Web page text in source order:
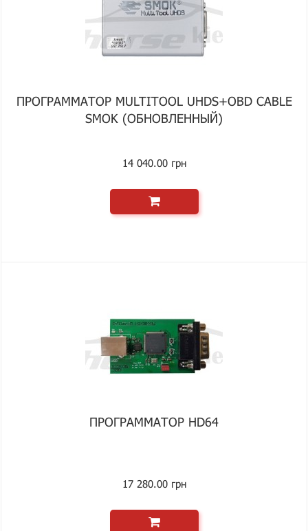
ПРОГРАММАТОР MULTITOOL UHDS+OBD CABLE
SMOK (ОБНОВЛЕННЫЙ)
14 040.00 грн
ПРОГРАММАТОР HD64
17 280.00 грн